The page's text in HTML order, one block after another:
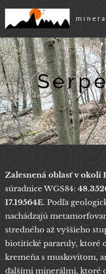
Zalesnená oblasť v okolí
súradnice WGS84:
17.19564E. Podľa
nachádzajú
stredného až vyššieho
biotitické pararuly, ktoré
kremeňa s muskovitom,
ďalšími minerálmi, ktoré